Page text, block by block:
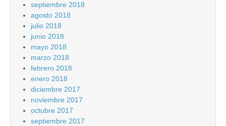
septiembre 2018
agosto 2018
julio 2018
junio 2018
mayo 2018
marzo 2018
febrero 2018
enero 2018
diciembre 2017
noviembre 2017
octubre 2017
septiembre 2017